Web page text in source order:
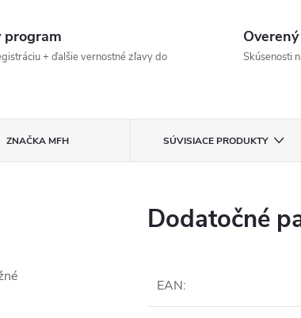
program
+ ďalšie vernostné zľavy do
Skúsenosti
ZNAČKAMFH SÚVISIACE PRODUKTY
Dodatočné
EAN: